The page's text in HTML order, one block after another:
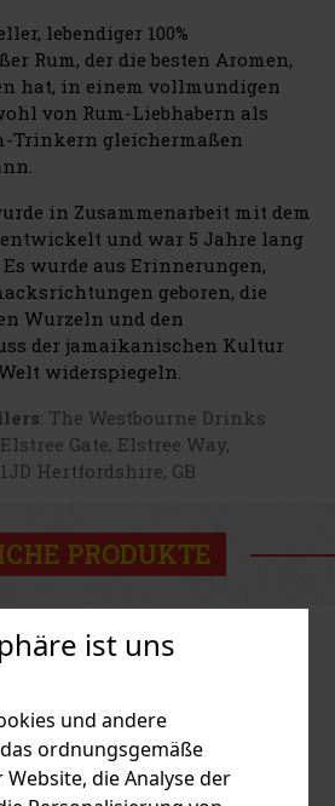
ist uns
und andere
ordnungsgemäße
die Analyse der
lebendiger 100%
Rum, der die besten Aromen,
hat, in einem vollmundigen
von Rum-Liebhabern als
Trinkern gleichermaßen
in Zusammenarbeit mit dem
und war 5 Jahre lang
wurde aus Erinnerungen,
geboren, die
Wurzeln und den
der jamaikanischen Kultur
widerspiegeln.
: The Westbourne Drinks
Gate, Elstree Way,
Hertfordshire, GB
PRODUKTE